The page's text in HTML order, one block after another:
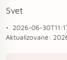
Svet
2026-06-
Aktualizované: